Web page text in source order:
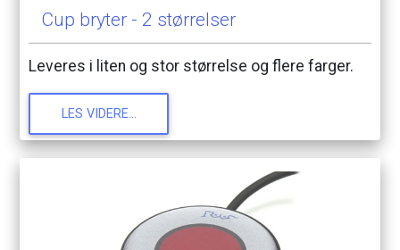
Cup bryter - 2 størrelser
Leveres i liten og stor størrelse og flere farger.
LES VIDERE...